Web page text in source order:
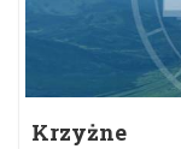
Krzyżne